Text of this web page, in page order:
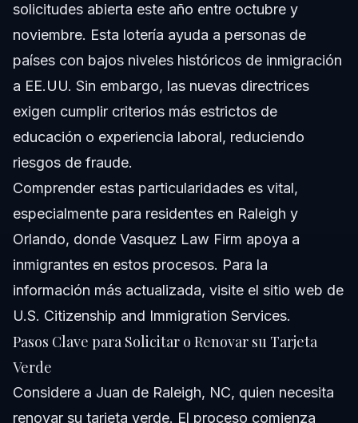
solicitudes abierta este año entre octubre y
noviembre. Esta lotería ayuda a personas de
países con bajos niveles históricos de inmigración
a EE.UU. Sin embargo, las nuevas directrices
exigen cumplir criterios más estrictos de
educación o experiencia laboral, reduciendo
riesgos de fraude.
Comprender estas particularidades es vital,
especialmente para residentes en Raleigh y
Orlando, donde Vasquez Law Firm apoya a
inmigrantes en estos procesos. Para la
información más actualizada, visite el sitio web de
U.S. Citizenship and Immigration Services.
Pasos Clave para Solicitar o Renovar su Tarjeta
Verde
Considere a Juan de Raleigh, NC, quien necesita
renovar su tarjeta verde. El proceso comienza